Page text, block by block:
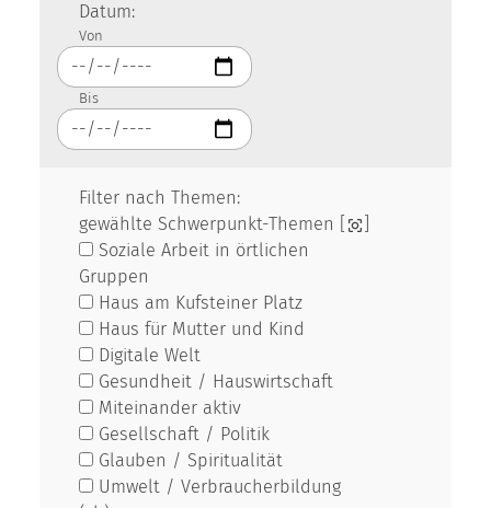
Datum:
Von
Bis
Filter nach Themen:
gewählte Schwerpunkt-Themen [
Soziale Arbeit in örtlichen
Gruppen
Haus am Kufsteiner Platz
Haus für Mutter und Kind
Digitale Welt
Gesundheit / Hauswirtschaft
Miteinander aktiv
Gesellschaft / Politik
Glauben / Spiritualität
Umwelt / Verbraucherbildung